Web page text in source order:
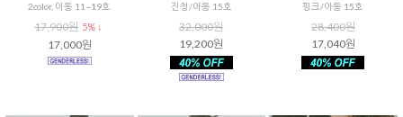
2color, 아동 11~19호
17,900원 5% ↓
17,000원
진청/아동 15호
32,000원
19,200원
핑크/아동 15호
28,400원
17,040원